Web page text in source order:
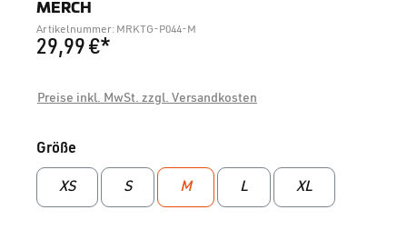
MERCH
Artikelnummer: MRKTG-P044-M
29,99 €*
Preise inkl. MwSt. zzgl. Versandkosten
Größe
XS S M L XL